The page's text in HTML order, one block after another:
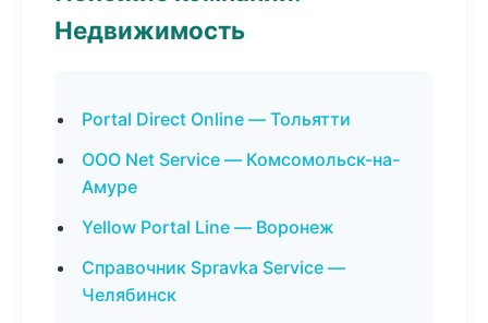
Недвижимость
Portal Direct Online — Тольятти
ООО Net Service — Комсомольск-на-
Амуре
Yellow Portal Line — Воронеж
Справочник Spravka Service —
Челябинск